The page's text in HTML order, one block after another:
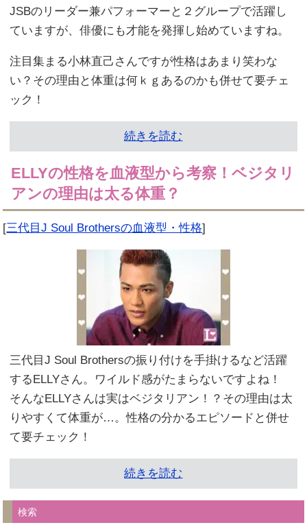
JSBのリーダー兼パフォーマーと２グループで活躍し
ていますが、俳優にも才能を発揮し始めていますね。
注目集まる小林直己さんですが性格はあまり笑わな
い？その理由と体重は何ｋｇあるのかも併せて要チェ
ック！
続きを読む
ELLYの性格を血液型から考察！ベジタリ
アンの理由は太る体重？
[三代目J Soul Brothersの血液型・性格]
三代目J Soul Brothersの振り付けを手掛けるなど活躍
するELLYさん。ワイルド感がたまらないですよね！
そんなELLYさんは実はベジタリアン！？その理由は太
りやすくて体重が…。性格の分かるエピソードと併せ
て要チェック！
続きを読む
検索